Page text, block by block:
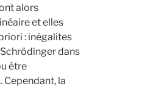
alors
et elles
: inégalites
dans
être
la